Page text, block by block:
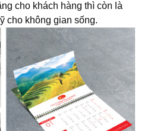
cho khách hàng thì còn là
cho không gian sống.